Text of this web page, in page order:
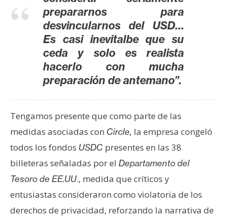
R
u
s
o
s
C
o
n
prepararnos para
desvincularnos del USD…
Es casi inevitalbe que su
ceda y solo es realista
hacerlo con mucha
preparación de antemano”.
Tengamos presente que como parte de las
medidas asociadas con Circle, la empresa congeló
todos los fondos USDC presentes en las 38
billeteras señaladas por el Departamento del
Tesoro de EE.UU., medida que críticos y
entusiastas consideraron como violatoria de los
derechos de privacidad, reforzando la narrativa de